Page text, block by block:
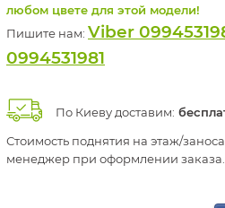
любом цвете для этой модели!
Пишите нам: Viber
0994531981
По Киеву доставим:
Стоимость поднятия на этаж/
менеджер при оформлении заказа.